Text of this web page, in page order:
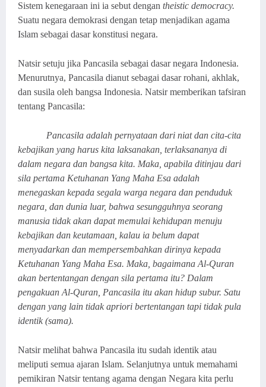
Sistem kenegaraan ini ia sebut dengan theistic democracy.
Suatu negara demokrasi dengan tetap menjadikan agama
Islam sebagai dasar konstitusi negara.
Natsir setuju jika Pancasila sebagai dasar negara Indonesia.
Menurutnya, Pancasila dianut sebagai dasar rohani, akhlak,
dan susila oleh bangsa Indonesia. Natsir memberikan tafsiran
tentang Pancasila:
Pancasila adalah pernyataan dari niat dan cita-cita
kebajikan yang harus kita laksanakan, terlaksananya di
dalam negara dan bangsa kita. Maka, apabila ditinjau dari
sila pertama Ketuhanan Yang Maha Esa adalah
menegaskan kepada segala warga negara dan penduduk
negara, dan dunia luar, bahwa sesungguhnya seorang
manusia tidak akan dapat memulai kehidupan menuju
kebajikan dan keutamaan, kalau ia belum dapat
menyadarkan dan mempersembahkan dirinya kepada
Ketuhanan Yang Maha Esa. Maka, bagaimana Al-Quran
akan bertentangan dengan sila pertama itu? Dalam
pengakuan Al-Quran, Pancasila itu akan hidup subur. Satu
dengan yang lain tidak apriori bertentangan tapi tidak pula
identik (sama).
Natsir melihat bahwa Pancasila itu sudah identik atau
meliputi semua ajaran Islam. Selanjutnya untuk memahami
pemikiran Natsir tentang agama dengan Negara kita perlu